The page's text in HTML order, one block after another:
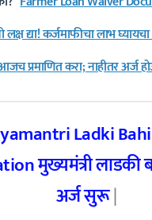
लक्ष द्या! कर्जमाफीचा लाभ
प्रमाणित करा; नाहीतर अर्ज
Ladki
मुख्यमंत्री लाडकी
अर्ज सुरू|